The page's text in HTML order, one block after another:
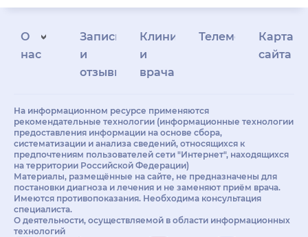
О
нас
Запись
и
отзывы
Клиникам
и
врачам
Телемедицина
Карта
сайта
На информационном ресурсе применяются
рекомендательные технологии (информационные технологии
предоставления информации на основе сбора,
систематизации и анализа сведений, относящихся к
предпочтениям пользователей сети "Интернет", находящихся
на территории Российской Федерации)
Материалы, размещённые на сайте, не предназначены для
постановки диагноза и лечения и не заменяют приём врача.
Имеются противопоказания. Необходима консультация
специалиста.
О деятельности, осуществляемой в области информационных
технологий